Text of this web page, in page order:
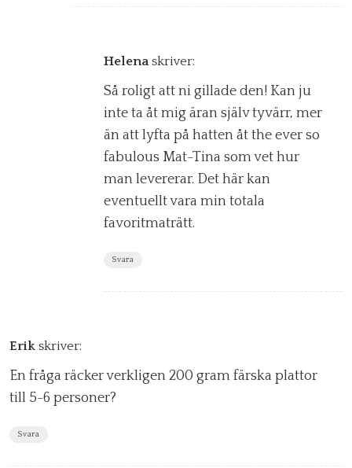
Helena skriver:
Så roligt att ni gillade den! Kan ju
inte ta åt mig äran själv tyvärr, mer
än att lyfta på hatten åt the ever so
fabulous Mat-Tina som vet hur
man levererar. Det här kan
eventuellt vara min totala
favoritmaträtt.
Svara
Erik skriver:
En fråga räcker verkligen 200 gram färska plattor
till 5-6 personer?
Svara